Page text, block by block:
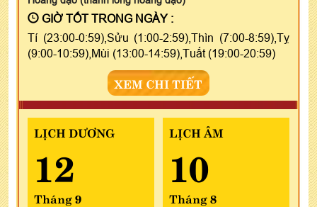
GIỜ TỐT TRONG NGÀY :
Tí (23:00-0:59),Sửu (1:00-2:59),Thìn (7:00-8:59),Tỵ
(9:00-10:59),Mùi (13:00-14:59),Tuất (19:00-20:59)
XEM CHI TIẾT
LỊCH DƯƠNG
12
Tháng 9
LỊCH ÂM
10
Tháng 8